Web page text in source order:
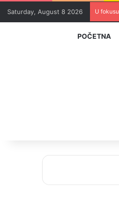
Saturday, August 8 2026 U fokusu
POČETNA